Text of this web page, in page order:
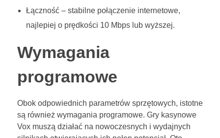
Łączność – stabilne połączenie internetowe,
najlepiej o prędkości 10 Mbps lub wyższej.
Wymagania
programowe
Obok odpowiednich parametrów sprzętowych, istotne
są również wymagania programowe. Gry kasynowe
Vox muszą działać na nowoczesnych i wydajnych